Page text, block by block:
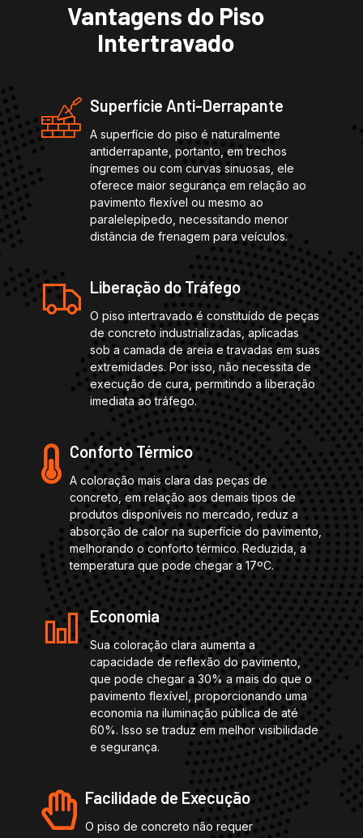
Vantagens do Piso
Intertravado
Superfície Anti-Derrapante
A superfície do piso é naturalmente
antiderrapante, portanto, em trechos
íngremes ou com curvas sinuosas, ele
oferece maior segurança em relação ao
pavimento flexível ou mesmo ao
paralelepípedo, necessitando menor
distância de frenagem para veículos.
Liberação do Tráfego
O piso intertravado é constituído de peças
de concreto industrializadas, aplicadas
sob a camada de areia e travadas em suas
extremidades. Por isso, não necessita de
execução de cura, permitindo a liberação
imediata ao tráfego.
Conforto Térmico
A coloração mais clara das peças de
concreto, em relação aos demais tipos de
produtos disponíveis no mercado, reduz a
absorção de calor na superfície do pavimento,
melhorando o conforto térmico. Reduzida, a
temperatura que pode chegar a 17ºC.
Economia
Sua coloração clara aumenta a
capacidade de reflexão do pavimento,
que pode chegar a 30% a mais do que o
pavimento flexível, proporcionando uma
economia na iluminação pública de até
60%. Isso se traduz em melhor visibilidade
e segurança.
Facilidade de Execução
O piso de concreto não requer